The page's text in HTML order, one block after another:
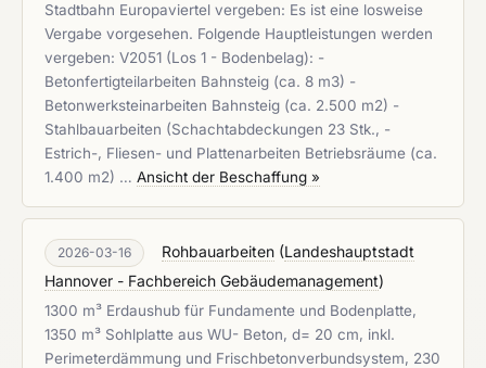
Stadtbahn Europaviertel vergeben: Es ist eine losweise
Vergabe vorgesehen. Folgende Hauptleistungen werden
vergeben: V2051 (Los 1 - Bodenbelag): -
Betonfertigteilarbeiten Bahnsteig (ca. 8 m3) -
Betonwerksteinarbeiten Bahnsteig (ca. 2.500 m2) -
Stahlbauarbeiten (Schachtabdeckungen 23 Stk., -
Estrich-, Fliesen- und Plattenarbeiten Betriebsräume (ca.
1.400 m2) … Ansicht der Beschaffung »
2026-03-16 Rohbauarbeiten (Landeshauptstadt
Hannover - Fachbereich Gebäudemanagement)
1300 m³ Erdaushub für Fundamente und Bodenplatte,
1350 m³ Sohlplatte aus WU- Beton, d= 20 cm, inkl.
Perimeterdämmung und Frischbetonverbundsystem, 230